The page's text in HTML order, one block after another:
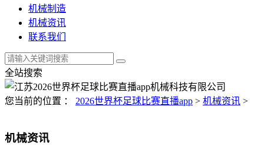
机械制造
机械资讯
联系我们
全站搜索
您当前的位置 ： 2026世界杯足球比赛直播app > 机械资讯 >
机械资讯